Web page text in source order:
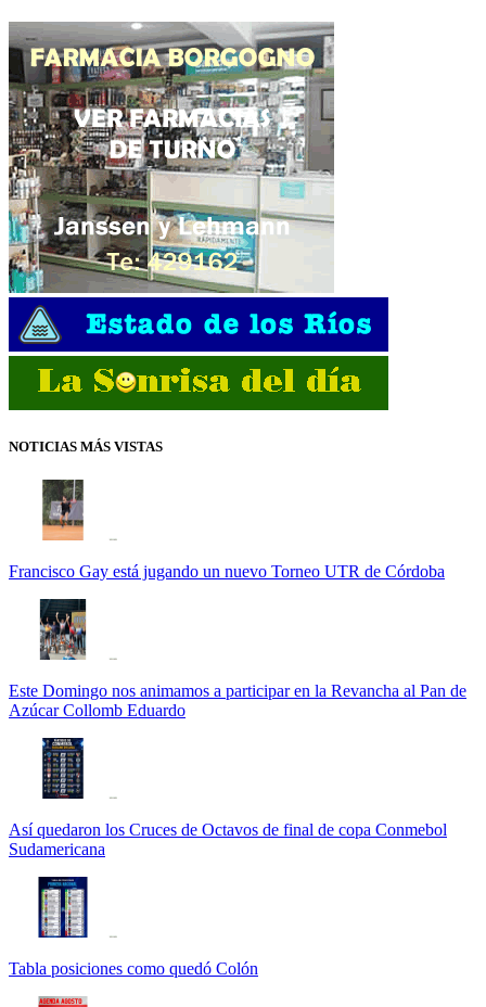
NOTICIAS MÁS VISTAS
Francisco Gay está jugando un nuevo Torneo UTR de Córdoba
Este Domingo nos animamos a participar en la Revancha al Pan de
Azúcar Collomb Eduardo
Así quedaron los Cruces de Octavos de final de copa Conmebol
Sudamericana
Tabla posiciones como quedó Colón